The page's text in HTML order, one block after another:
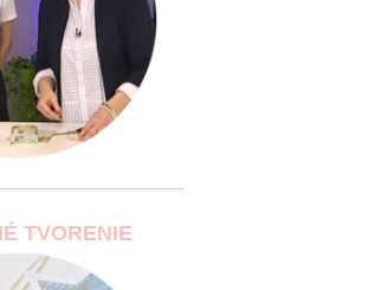
TVORENIE